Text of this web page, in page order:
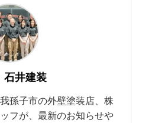
石井建装
孫子市の外壁塗装店、株
フが、最新のお知らせや